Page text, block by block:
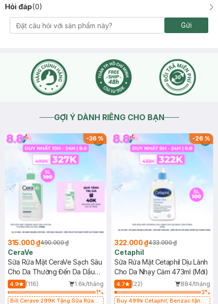
Hỏi đáp(0)
Gửi
GỢI Ý DÀNH RIÊNG CHO BẠN
-36%
315.000 ₫490.000 ₫
CeraVe
Sữa Rửa Mặt CeraVe Sạch Sâu
Cho Da Thường Đến Da Dầu
473ml
4.9 (116)
1.6k/tháng
1%
Bill Cerave 299K Tặng Sữa Rửa
-26%
322.000 ₫433.000 ₫
Cetaphil
Sữa Rửa Mặt Cetaphil Dịu Lành
Cho Da Nhạy Cảm 473ml (Mới)
4.7 (22)
884/tháng
3%
Buy 499k Cetaphil, Benzac tặng